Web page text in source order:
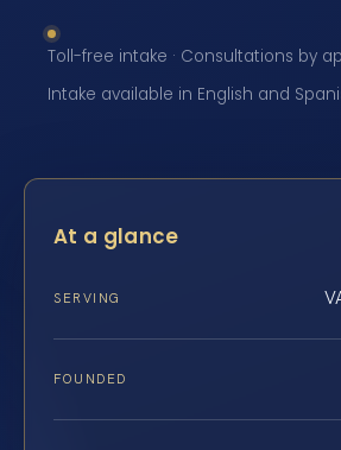
Toll-free intake · Consultations by
Intake available in English and
At a glance
SERVING
FOUNDED